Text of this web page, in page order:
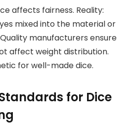
affects fairness. Reality:
mixed into the material or
manufacturers ensure
affect weight distribution.
for well-made dice.
for Dice